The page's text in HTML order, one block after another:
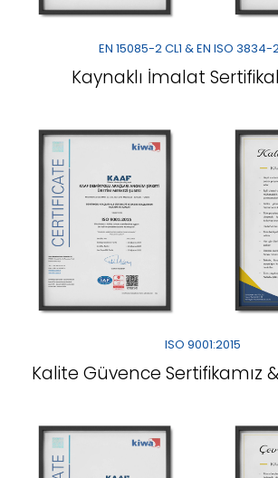
EN 15085-2 CL1 & EN ISO 3834-
Kaynaklı İmalat
ISO 9001:2015
Kalite Güvence Sertifikamız